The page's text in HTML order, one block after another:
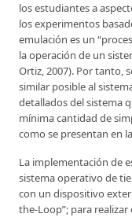
los estudiantes a
los experimentos
emulación es un
la operación de un
Ortiz, 2007). Por tanto,
similar posible al
detallados del sistema
mínima cantidad de
como se presentan en
La implementación de
sistema operativo de
con un dispositivo
the-Loop”; para